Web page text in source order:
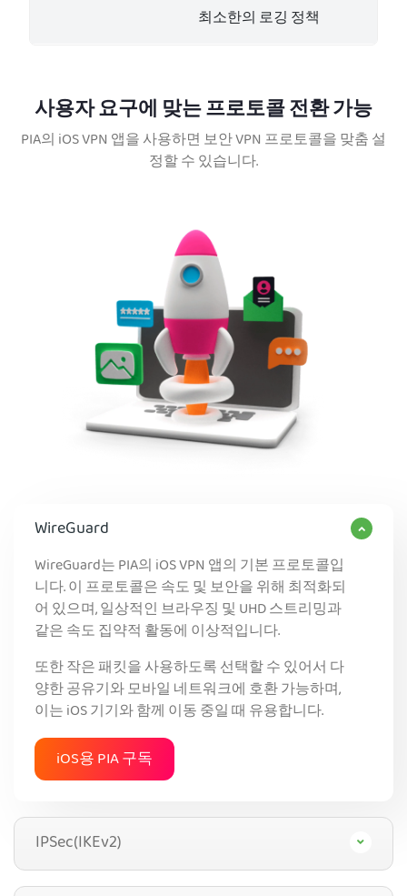
최소한의 로깅 정책
사용자 요구에 맞는 프로토콜 전환 가능
PIA의 iOS VPN 앱을 사용하면 보안 VPN 프로토콜을 맞춤 설
정할 수 있습니다.
WireGuard
WireGuard는 PIA의 iOS VPN 앱의 기본 프로토콜입
니다. 이 프로토콜은 속도 및 보안을 위해 최적화되
어 있으며, 일상적인 브라우징 및 UHD 스트리밍과
같은 속도 집약적 활동에 이상적입니다.
또한 작은 패킷을 사용하도록 선택할 수 있어서 다
양한 공유기와 모바일 네트워크에 호환 가능하며,
이는 iOS 기기와 함께 이동 중일 때 유용합니다.
iOS용 PIA 구독
IPSec(IKEv2)